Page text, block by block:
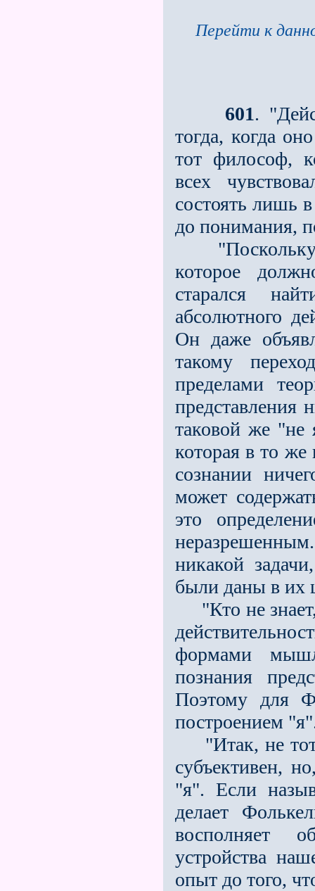
Перейти к
601.
тогда, когда
тот философ,
всех
состоять лишь
до понимания,
"Поскольку
которое
старался
абсолютного
Он даже
такому
пределами
представления
таковой же "не
которая в то же
сознании
может
это
никакой
были даны в их
"Кто не
формами
познания
Поэтому для
построением
"Итак, не тот
субъективен,
"я". Если
делает
восполняет
устройства
опыт до того,